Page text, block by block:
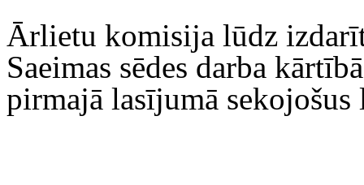
Ārlietu komisija lūdz
Saeimas sēdes darba
pirmajā lasījumā